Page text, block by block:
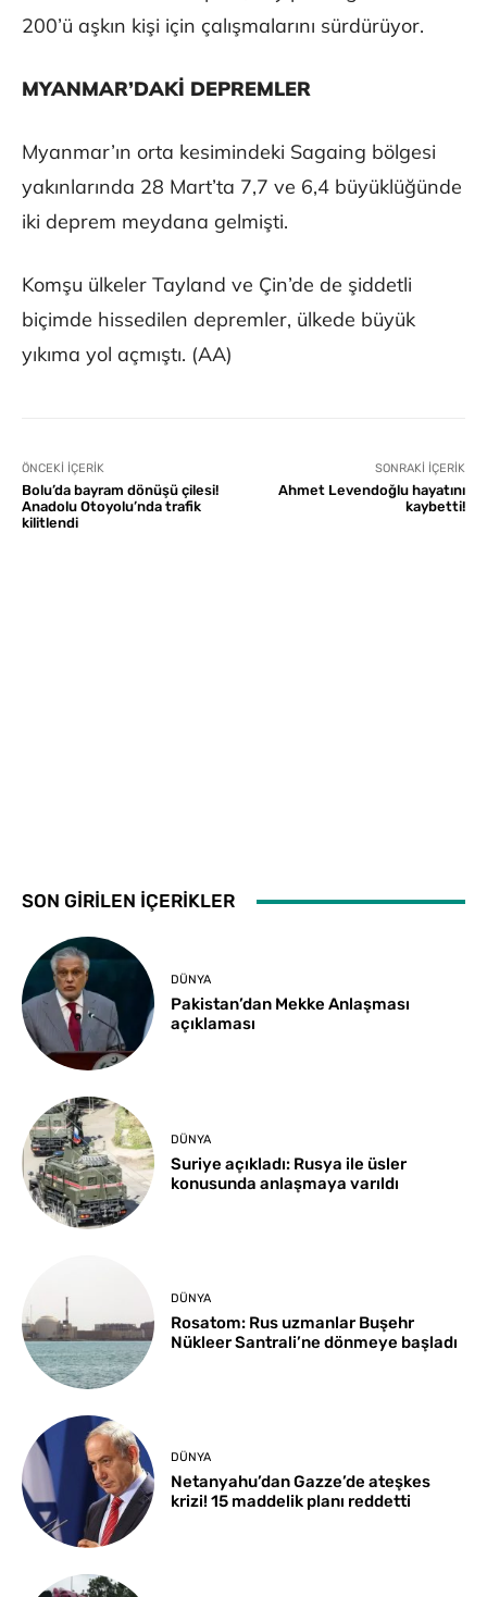
200’ü aşkın kişi için çalışmalarını sürdürüyor.
MYANMAR’DAKİ DEPREMLER
Myanmar’ın orta kesimindeki Sagaing bölgesi
yakınlarında 28 Mart’ta 7,7 ve 6,4 büyüklüğünde
iki deprem meydana gelmişti.
Komşu ülkeler Tayland ve Çin’de de şiddetli
biçimde hissedilen depremler, ülkede büyük
yıkıma yol açmıştı. (AA)
ÖNCEKI İÇERIK
Bolu’da bayram dönüşü çilesi!
Anadolu Otoyolu’nda trafik
kilitlendi
SONRAKI İÇERIK
Ahmet Levendoğlu hayatını
kaybetti!
SON GİRİLEN İÇERİKLER
DÜNYA
Pakistan’dan Mekke Anlaşması
açıklaması
DÜNYA
Suriye açıkladı: Rusya ile üsler
konusunda anlaşmaya varıldı
DÜNYA
Rosatom: Rus uzmanlar Buşehr
Nükleer Santrali’ne dönmeye başladı
DÜNYA
Netanyahu’dan Gazze’de ateşkes
krizi! 15 maddelik planı reddetti